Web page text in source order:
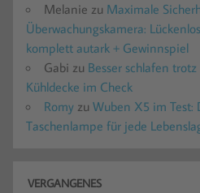
Melanie zu Maximale
Überwachungskamera:
komplett autark + Gewinnspiel
Gabi zu Besser schlafen
Kühldecke im Check
Romy zu Wuben X5 im
Taschenlampe für jede
VERGANGENES